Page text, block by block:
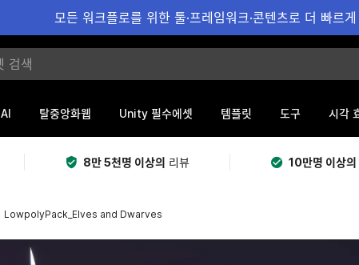
모든 워크플로를 위한 툴·프레임워크·콘텐츠로 더 빠
AI 탈중앙화웹 Unity 필수에셋 템플릿 도구 시각
8만 5천명 이상의 리뷰 10만명 이상의
LowpolyPack_Elves and Dwarves